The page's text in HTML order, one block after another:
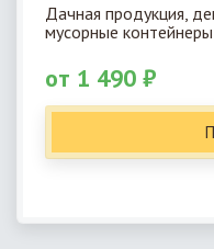
Дачная продукция,
мусорные
от 1 490 ₽